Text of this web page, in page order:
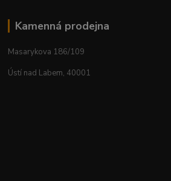
Kamenná prodejna
Masarykova 186/109
Ústí nad Labem, 40001